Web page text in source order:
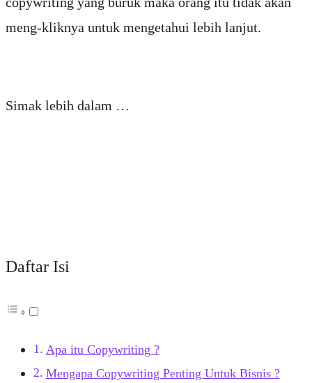
meng-kliknya untuk mengetahui lebih lanjut.
Simak lebih dalam …
Daftar Isi
Apa itu Copywriting ?
Mengapa Copywriting Penting Untuk Bisnis ?